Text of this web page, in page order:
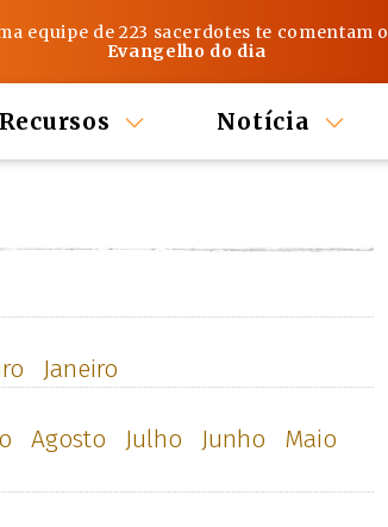
equipe de 223 sacerdotes te comentam o
Evangelho do dia
Recursos Notícia
Janeiro
Agosto Julho Junho
Maio